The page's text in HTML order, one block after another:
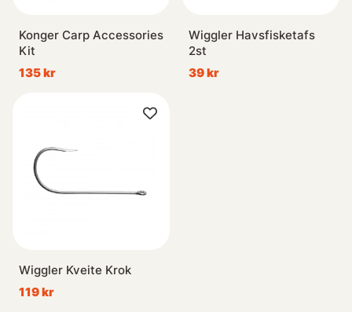
Konger Carp Accessories
Kit
135 kr
Wiggler Havsfisketafs
2st
39 kr
Wiggler Kveite Krok
119 kr